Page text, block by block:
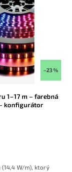
–23 %
1–17 m – farebná
- konfigurátor
(14,4 W/m), ktorý